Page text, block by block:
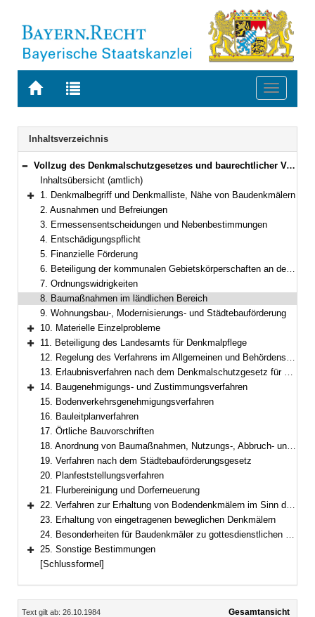
Zur
BAYERN.RECHT
Zur
letzten
Suche
Toggle
Navigation
Inhaltsverzeichnis
Bereich reduzieren
Vollzug des Denkmalschutzgesetzes und baurechtlicher Vorschriften
Inhaltsübersicht (amtlich)
Bereich erweitern
1. Denkmalbegriff und Denkmalliste, Nähe von Baudenkmälern
2. Ausnahmen und Befreiungen
3. Ermessensentscheidungen und Nebenbestimmungen
4. Entschädigungspflicht
5. Finanzielle Förderung
6. Beteiligung der kommunalen Gebietskörperschaften an den Kosten der Denkmalpflege
7. Ordnungswidrigkeiten
8. Baumaßnahmen im ländlichen Bereich
9. Wohnungsbau-, Modernisierungs- und Städtebauförderung
Bereich erweitern
10. Materielle Einzelprobleme
Bereich erweitern
11. Beteiligung des Landesamts für Denkmalpflege
12. Regelung des Verfahrens im Allgemeinen und Behördensprechtag
13. Erlaubnisverfahren nach dem Denkmalschutzgesetz für Denkmäler und Anlagen in der Nähe von Baudenkmälern
Bereich erweitern
14. Baugenehmigungs- und Zustimmungsverfahren
15. Bodenverkehrsgenehmigungsverfahren
16. Bauleitplanverfahren
17. Örtliche Bauvorschriften
18. Anordnung von Baumaßnahmen, Nutzungs-, Abbruch- und Erhaltungsgeboten nach dem Bundesbaugesetz; Anordnungen nach Art. 63 Abs. 5 und 6, Art. 82 BayBO; Anordnungen nach Art. 4, 15 Abs. 3 DSchG
19. Verfahren nach dem Städtebauförderungsgesetz
20. Planfeststellungsverfahren
21. Flurbereinigung und Dorferneuerung
Bereich erweitern
22. Verfahren zur Erhaltung von Bodendenkmälern im Sinn des Art. 1 Abs. 4 DSchG
23. Erhaltung von eingetragenen beweglichen Denkmälern
24. Besonderheiten für Baudenkmäler zu gottesdienstlichen Zwecken
Bereich erweitern
25. Sonstige Bestimmungen
[Schlussformel]
Inhalt
Text gilt ab: 26.10.1984
Gesamtansicht